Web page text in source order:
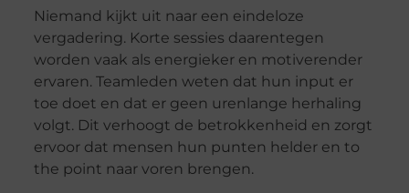
Niemand kijkt uit naar een eindeloze
vergadering. Korte sessies daarentegen
worden vaak als energieker en motiverender
ervaren. Teamleden weten dat hun input er
toe doet en dat er geen urenlange herhaling
volgt. Dit verhoogt de betrokkenheid en zorgt
ervoor dat mensen hun punten helder en to
the point naar voren brengen.